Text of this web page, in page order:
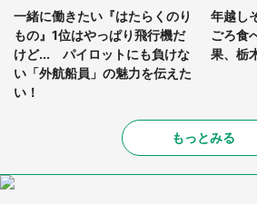
一緒に働きたい『はたらくのり
もの』1位はやっぱり飛行機だ
けど... パイロットにも負けな
い「外航船員」の魅力を伝えた
い！
年越し
ごろ食
果、栃
もっとみる